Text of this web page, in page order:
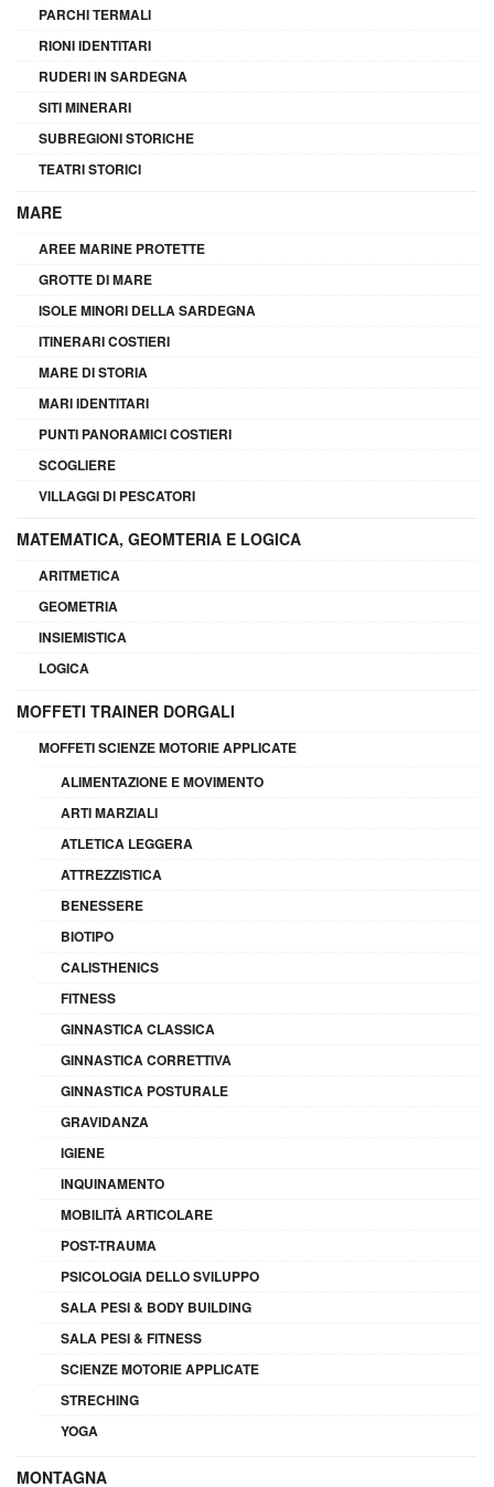
PARCHI TERMALI
RIONI IDENTITARI
RUDERI IN SARDEGNA
SITI MINERARI
SUBREGIONI STORICHE
TEATRI STORICI
MARE
AREE MARINE PROTETTE
GROTTE DI MARE
ISOLE MINORI DELLA SARDEGNA
ITINERARI COSTIERI
MARE DI STORIA
MARI IDENTITARI
PUNTI PANORAMICI COSTIERI
SCOGLIERE
VILLAGGI DI PESCATORI
MATEMATICA, GEOMTERIA E LOGICA
ARITMETICA
GEOMETRIA
INSIEMISTICA
LOGICA
MOFFETI TRAINER DORGALI
MOFFETI SCIENZE MOTORIE APPLICATE
ALIMENTAZIONE E MOVIMENTO
ARTI MARZIALI
ATLETICA LEGGERA
ATTREZZISTICA
BENESSERE
BIOTIPO
CALISTHENICS
FITNESS
GINNASTICA CLASSICA
GINNASTICA CORRETTIVA
GINNASTICA POSTURALE
GRAVIDANZA
IGIENE
INQUINAMENTO
MOBILITÀ ARTICOLARE
POST-TRAUMA
PSICOLOGIA DELLO SVILUPPO
SALA PESI & BODY BUILDING
SALA PESI & FITNESS
SCIENZE MOTORIE APPLICATE
STRECHING
YOGA
MONTAGNA